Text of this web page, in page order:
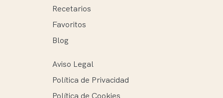
Recetarios
Favoritos
Blog
Aviso Legal
Política de Privacidad
Política de Cookies